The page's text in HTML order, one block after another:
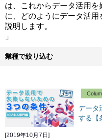
は、これからデータ活用
に、どのようにデータ活
説明します。
」
業種で絞り込む
データ
する【
[2019年10月7日]